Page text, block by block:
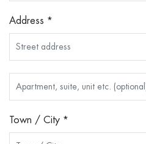
Address *
Town / City *